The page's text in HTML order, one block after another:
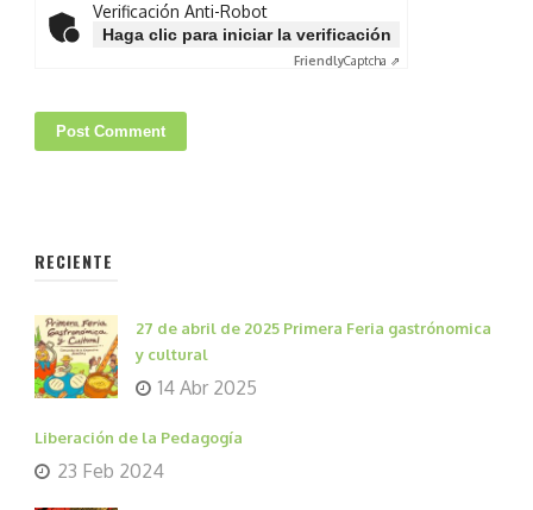
Verificación Anti-Robot
Haga clic para iniciar la verificación
FriendlyCaptcha ⇗
RECIENTE
27 de abril de 2025 Primera Feria gastrónomica
y cultural
14 Abr 2025
Liberación de la Pedagogía
23 Feb 2024